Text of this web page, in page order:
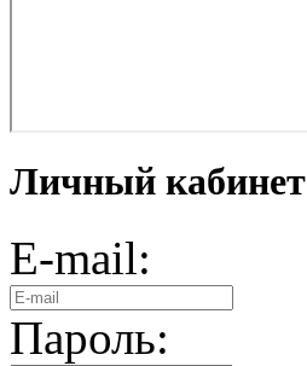
Личный кабинет
E-mail:
Пароль: